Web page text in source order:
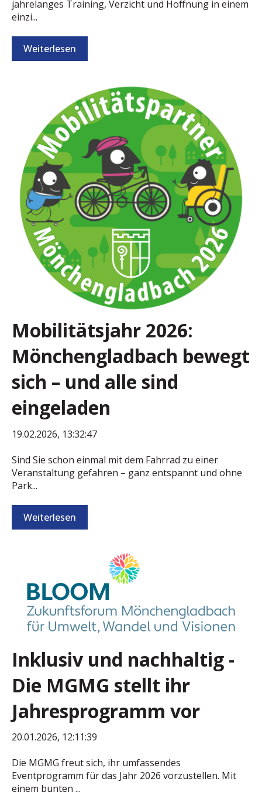
jahrelanges Training, Verzicht und Hoffnung in einem
einzi...
Weiterlesen
Mobilitätsjahr 2026:
Mönchengladbach bewegt
sich – und alle sind
eingeladen
19.02.2026, 13:32:47
Sind Sie schon einmal mit dem Fahrrad zu einer
Veranstaltung gefahren – ganz entspannt und ohne
Park...
Weiterlesen
Inklusiv und nachhaltig -
Die MGMG stellt ihr
Jahresprogramm vor
20.01.2026, 12:11:39
Die MGMG freut sich, ihr umfassendes
Eventprogramm für das Jahr 2026 vorzustellen. Mit
einem bunten ...